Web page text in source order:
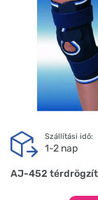
Szállítási idő:
1-2 nap
AJ-452